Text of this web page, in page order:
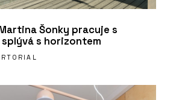
Šonky pracuje s
s horizontem